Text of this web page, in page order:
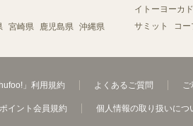
宮崎県 鹿児島県 沖縄県
イトーヨーカ
サミット
コ
」利用規約 よくあるご質問
イント会員規約 個人情報の取り扱いにつ